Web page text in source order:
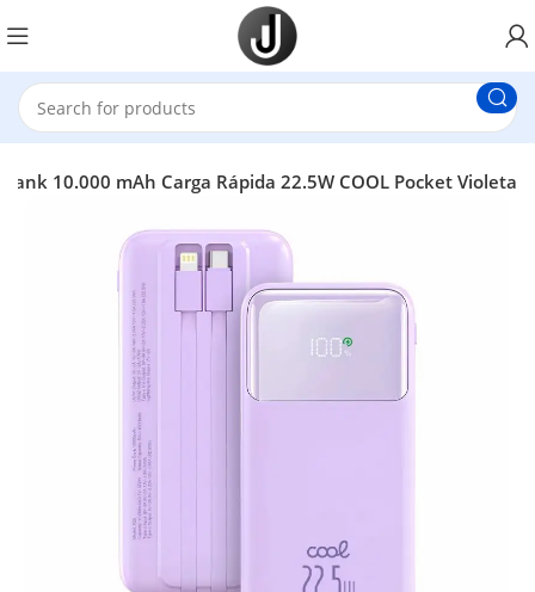
10.000 mAh Carga Rápida 22.5W COOL Pocket Violeta